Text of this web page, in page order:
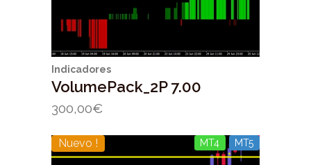
Indicadores
VolumePack_2P 7.00
300,00€
Nuevo ! MT4 MT5